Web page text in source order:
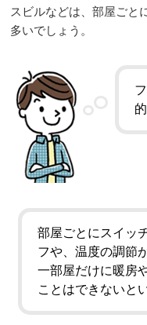
スビルなどは、部屋ごと
多いでしょう。
部屋ごとにスイッ
フや、温度の調節
一部屋だけに暖房
ことはできないと